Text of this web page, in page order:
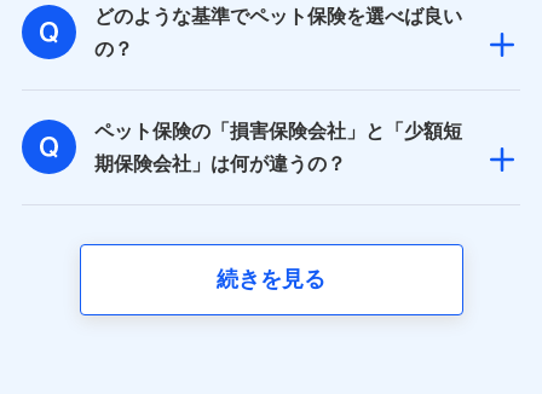
基本情報
氏名、電話番号、メールアドレス、お客さまの識別子、属
性、連絡先、dポイントサービスのご利用に関する情報。例
として、dポイントカード番号、性別、年齢、家族構成、住
利用情報
当社又は株式会社NTTドコモが提供する各種サービスなどの
ご契約・ご利用などに関する情報。例として、当社又は株式
会社NTTドコモが提供する各種サービスのご契約状態・ご利
ーション利用時の行動に関する情報、購入されたサービスや
商品の名称・購入場所・決済に関する情報、アンケートの回
答に関する情報などが含まれます。
保険関連サービス情報
どのような基準でペット保険を選べば良い
の？
ペット保険の「損害保険会社」と「少額短
期保険会社」は何が違うの？
続きを見る